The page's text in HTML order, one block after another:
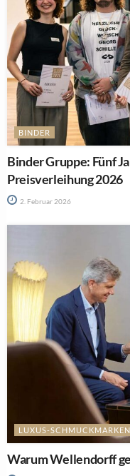
BINDER
Binder Gruppe: Fünf
Preisverleihung 2026
2. Februar 2026
LUXUS-SCHMUCKMARKEN
Warum Wellendorff